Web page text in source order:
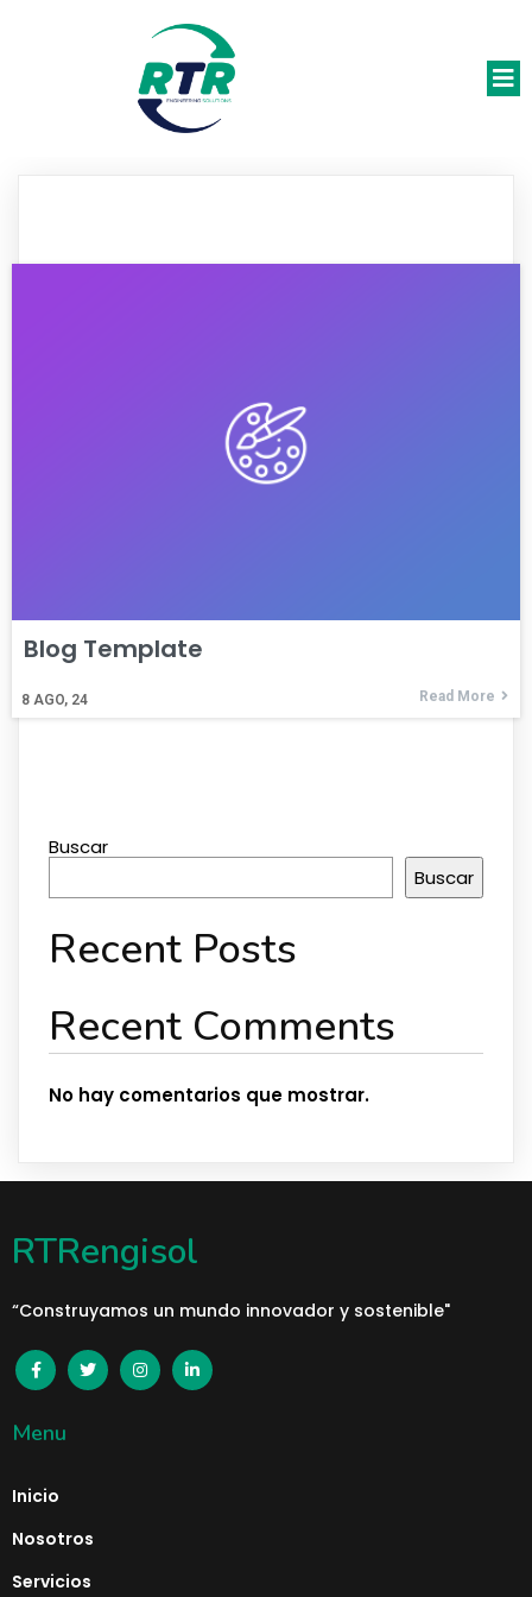
Blog Template
8 AGO, 24 Read More
Buscar
Buscar
Recent Posts
Recent Comments
No hay comentarios que mostrar.
RTRengisol
“Construyamos un mundo innovador y sostenible"
Menu
Inicio
Nosotros
Servicios